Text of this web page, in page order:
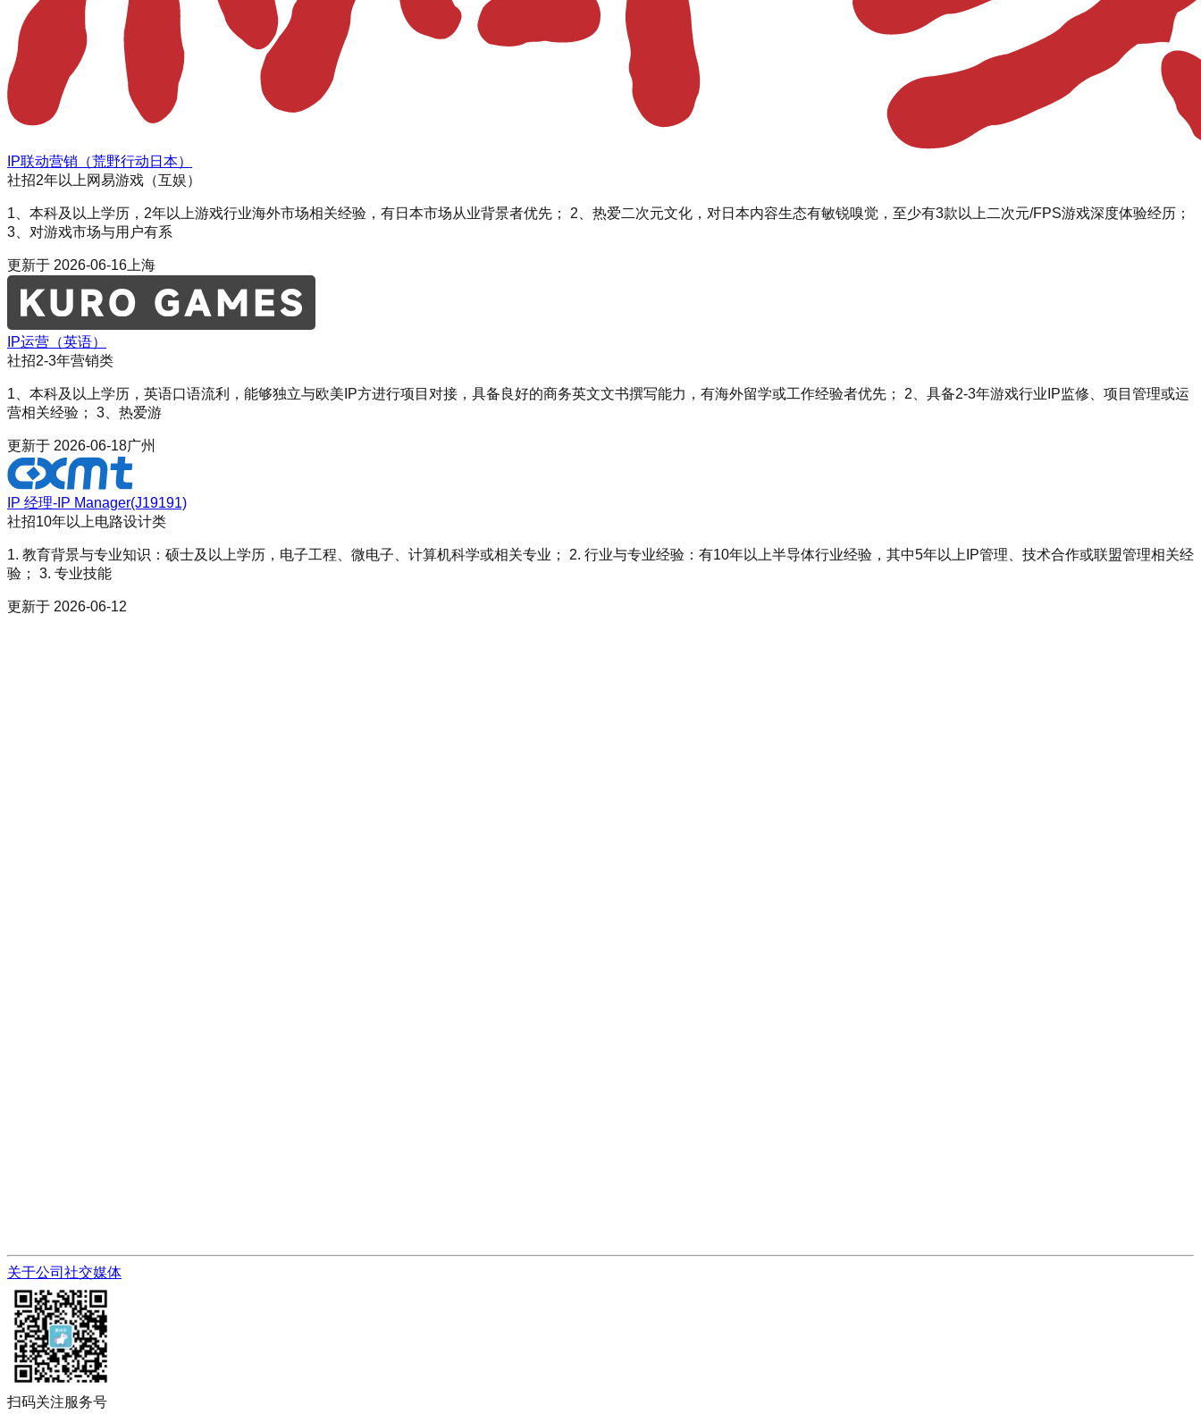
IP联动营销（荒野行动日本）
社招2年以上 网易游戏（互娱）
1、本科及以上学历，2年以上游戏行业海外市场相关经验，有日本市场从业背景者优先； 2、热爱二次元文化，对日本内容生态有敏锐嗅觉，至少有3款以上二次元/FPS游戏深度体验经历；
3、对游戏市场与用户有系
更新于 2026-06-16 上海
IP运营（英语）
社招2-3年营销类
1、本科及以上学历，英语口语流利，能够独立与欧美IP方进行项目对接，具备良好的商务英文文书撰写能力，有海外留学或工作经验者优先； 2、具备2-3年游戏行业IP监修、项目管理或运
营相关经验； 3、热爱游
更新于 2026-06-18广州
IP 经理-IP Manager(J19191)
社招10年以上电路设计类
1. 教育背景与专业知识：硕士及以上学历，电子工程、微电子、计算机科学或相关专业； 2. 行业与专业经验：有10年以上半导体行业经验，其中5年以上IP管理、技术合作或联盟管理相关经
验； 3. 专业技能
更新于 2026-06-12
关于公司 社交媒体
扫码关注服务号